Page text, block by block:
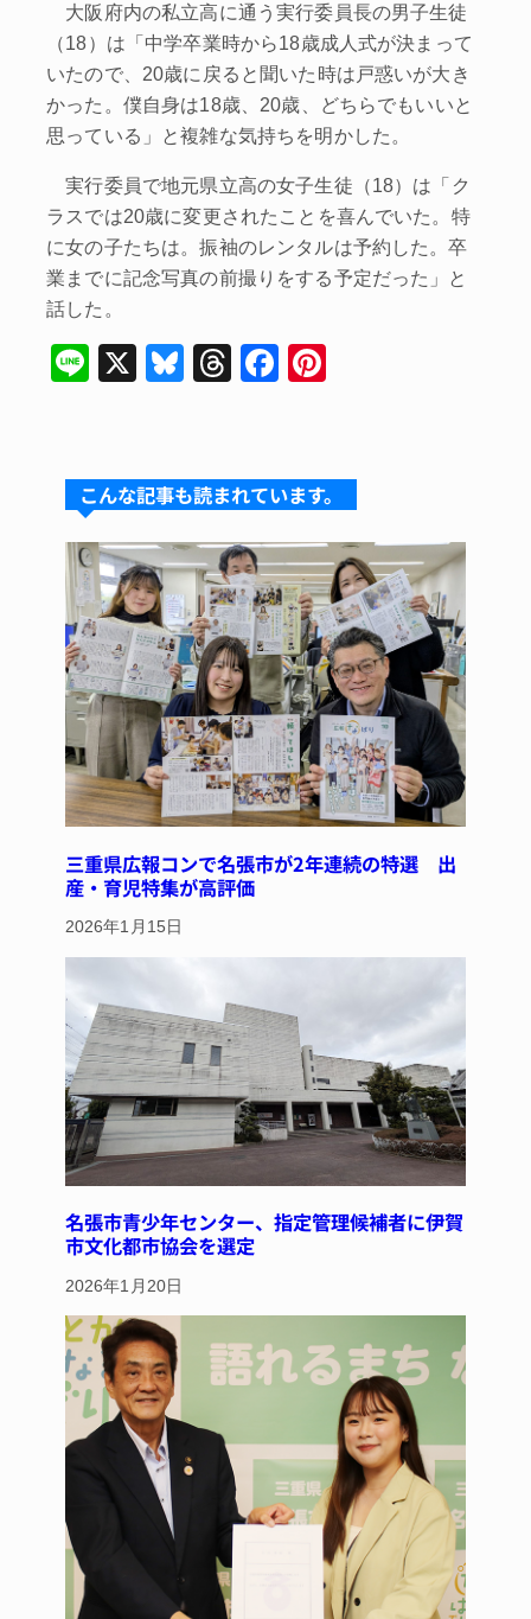
大阪府内の私立高に通う実行委員長の男子生徒
（18）は「中学卒業時から18歳成人式が決まって
いたので、20歳に戻ると聞いた時は戸惑いが大き
かった。僕自身は18歳、20歳、どちらでもいいと
思っている」と複雑な気持ちを明かした。
実行委員で地元県立高の女子生徒（18）は「ク
ラスでは20歳に変更されたことを喜んでいた。特
に女の子たちは。振袖のレンタルは予約した。卒
業までに記念写真の前撮りをする予定だった」と
話した。
Li
X
Bl
s
k
y
T
a
d
s
F
e
b
o
o
k
e
st
こんな記事も読まれています。
三重県広報コンで名張市が2年連続の特選 出
産・育児特集が高評価
2026年1月15日
名張市青少年センター、指定管理候補者に伊賀
市文化都市協会を選定
2026年1月20日